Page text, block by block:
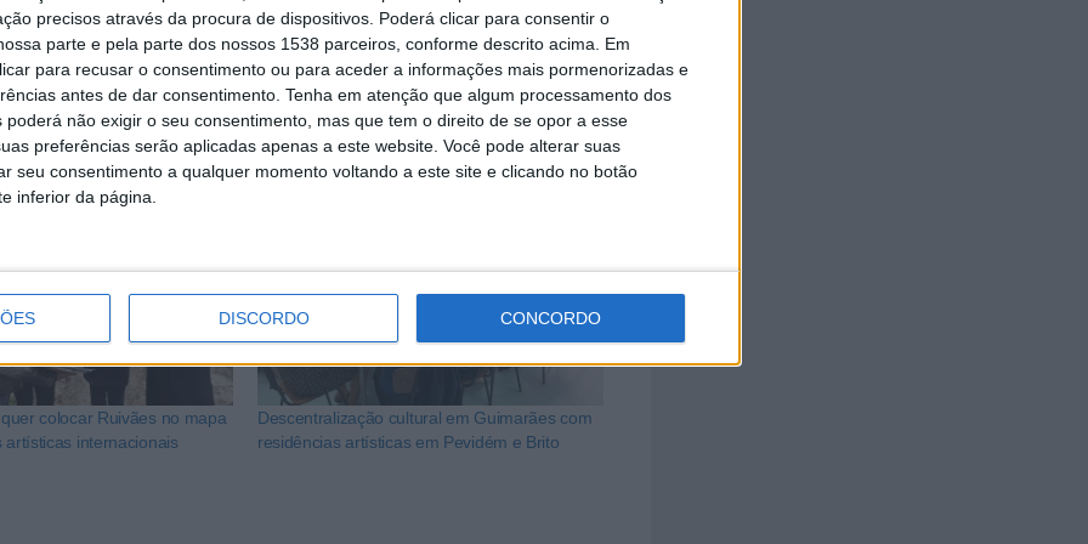
precisos através da procura de dispositivos. Poderá clicar para consentir o
parte e pela parte dos nossos 1538 parceiros, conforme descrito acima. Em
para recusar o consentimento ou para aceder a informações mais pormenorizadas e
antes de dar consentimento. Tenha em atenção que algum processamento dos
poderá não exigir o seu consentimento, mas que tem o direito de se opor a esse
preferências serão aplicadas apenas a este website. Você pode alterar suas
seu consentimento a qualquer momento voltando a este site e clicando no botão
inferior da página.
DISCORDO CONCORDO
residências artísticas, nomeadamente no que diz respeito ao
dos artistas de diferentes disciplinas e à capacitação do espaço
colocar Ruivães no mapa
artísticas internacionais
Descentralização cultural em Guimarães com
residências artísticas em Pevidém e Brito